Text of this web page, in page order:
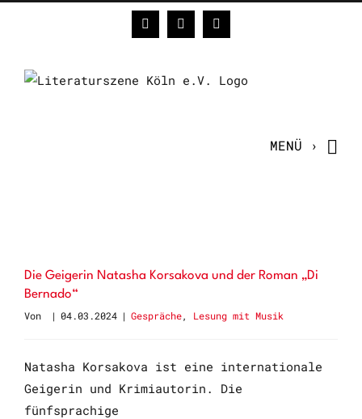
FacebookInstagram
E-
Mail
Die Geigerin Natasha Korsakova und der Roman „Di
Bernado“
Von
| 04.03.2024 | Gespräche, Lesung mit Musik
Natasha Korsakova ist eine internationale
Geigerin und Krimiautorin. Die
fünfsprachige